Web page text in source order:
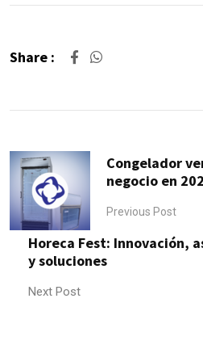
Share :
Congelador
negocio en
Previous Post
Horeca Fest: Innovación,
y soluciones
Next Post